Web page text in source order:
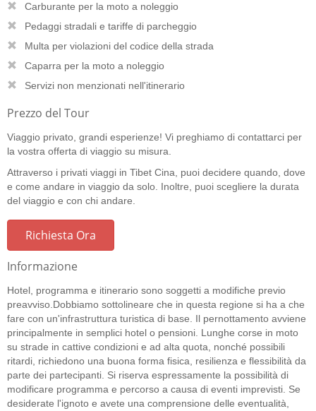
Carburante per la moto a noleggio
Pedaggi stradali e tariffe di parcheggio
Multa per violazioni del codice della strada
Caparra per la moto a noleggio
Servizi non menzionati nell'itinerario
Prezzo del Tour
Viaggio privato, grandi esperienze! Vi preghiamo di contattarci per
la vostra offerta di viaggio su misura.
Attraverso i privati viaggi in Tibet Cina, puoi decidere quando, dove
e come andare in viaggio da solo. Inoltre, puoi scegliere la durata
del viaggio e con chi andare.
Richiesta Ora
Informazione
Hotel, programma e itinerario sono soggetti a modifiche previo
preavviso.Dobbiamo sottolineare che in questa regione si ha a che
fare con un'infrastruttura turistica di base. Il pernottamento avviene
principalmente in semplici hotel o pensioni. Lunghe corse in moto
su strade in cattive condizioni e ad alta quota, nonché possibili
ritardi, richiedono una buona forma fisica, resilienza e flessibilità da
parte dei partecipanti. Si riserva espressamente la possibilità di
modificare programma e percorso a causa di eventi imprevisti. Se
desiderate l'ignoto e avete una comprensione delle eventualità,